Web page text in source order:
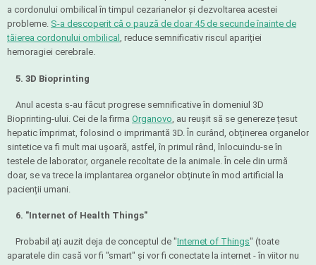
a cordonului ombilical în timpul cezarianelor și dezvoltarea acestei
probleme. S-a descoperit că o pauză de doar 45 de secunde înainte de
tăierea cordonului ombilical , reduce semnificativ riscul apariției
hemoragiei cerebrale.
5. 3D Bioprinting
Anul acesta s-au făcut progrese semnificative în domeniul 3D
Bioprinting-ului. Cei de la firma Organovo , au reușit să se genereze țesut
hepatic împrimat, folosind o imprimantă 3D. În curând, obținerea organelor
sintetice va fi mult mai ușoară, astfel, în primul rând, înlocuindu-se în
testele de laborator, organele recoltate de la animale. În cele din urmă
doar, se va trece la implantarea organelor obținute în mod artificial la
pacienții umani.
6. "Internet of Health Things"
Probabil ați auzit deja de conceptul de "Internet of Things" (toate
aparatele din casă vor fi "smart" și vor fi conectate la internet - în viitor nu